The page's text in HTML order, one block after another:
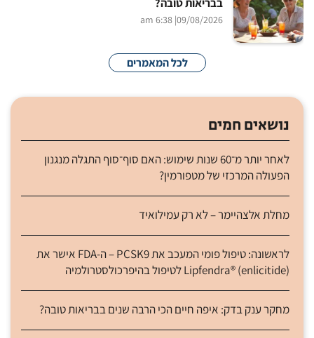
09/08/2026
| 6:38 am
לכל המאמרים
נושאים חמים
לאחר יותר מ־60 שנות שימוש: האם סוף־סוף התגלה מנגנון
הפעולה המרכזי של מטפורמין?
מחלת אלצהיימר – לא רק עמילואיד
לראשונה: טיפול פומי המעכב את PCSK9 – ה-FDA אישר את
Lipfendra® (enlicitide) לטיפול בהיפרכולסטרולמיה
מחקר ענק בדק: איפה חיים הכי הרבה שנים בבריאות טובה?